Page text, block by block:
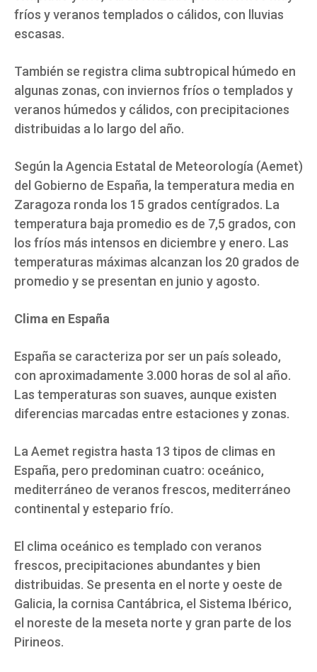
fríos y veranos templados o cálidos, con lluvias
escasas.
También se registra clima subtropical húmedo en
algunas zonas, con inviernos fríos o templados y
veranos húmedos y cálidos, con precipitaciones
distribuidas a lo largo del año.
Según la Agencia Estatal de Meteorología (Aemet)
del Gobierno de España, la temperatura media en
Zaragoza ronda los 15 grados centígrados. La
temperatura baja promedio es de 7,5 grados, con
los fríos más intensos en diciembre y enero. Las
temperaturas máximas alcanzan los 20 grados de
promedio y se presentan en junio y agosto.
Clima en España
España se caracteriza por ser un país soleado,
con aproximadamente 3.000 horas de sol al año.
Las temperaturas son suaves, aunque existen
diferencias marcadas entre estaciones y zonas.
La Aemet registra hasta 13 tipos de climas en
España, pero predominan cuatro: oceánico,
mediterráneo de veranos frescos, mediterráneo
continental y estepario frío.
El clima oceánico es templado con veranos
frescos, precipitaciones abundantes y bien
distribuidas. Se presenta en el norte y oeste de
Galicia, la cornisa Cantábrica, el Sistema Ibérico,
el noreste de la meseta norte y gran parte de los
Pirineos.